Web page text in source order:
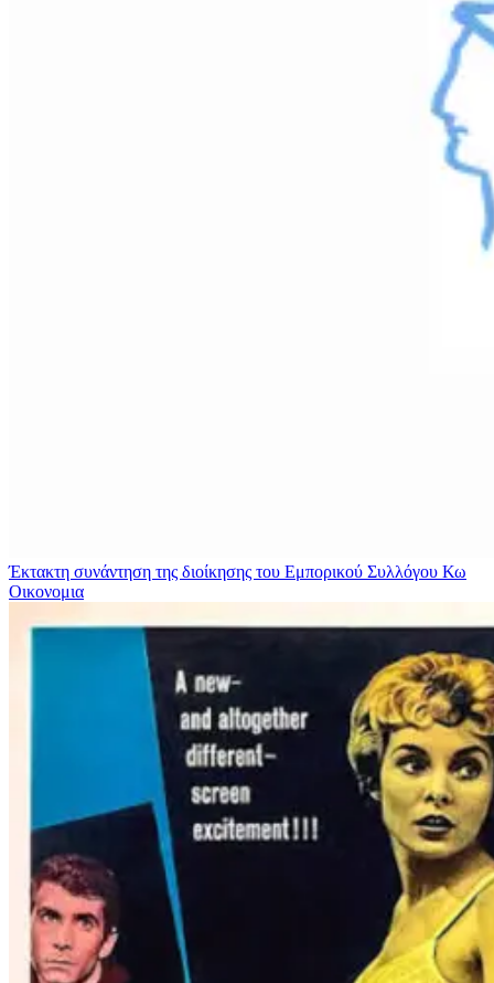
Έκτακτη συνάντηση της διοίκησης του Εμπορικού Συλλόγου Κω
Οικονομια